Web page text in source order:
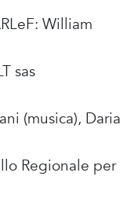
William
sas
(musica), Daria
Regionale per